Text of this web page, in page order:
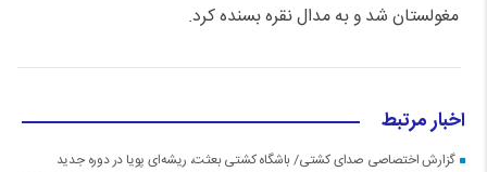
مغولستان شد و به مدال نقره بسنده کرد.
اخبار مرتبط
گزارش اختصاصی صدای کشتی/ باشگاه کشتی بعثت، ریشه‌ای پویا در دوره جدید